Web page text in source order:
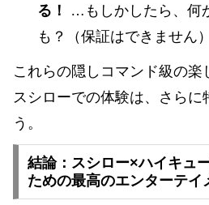
る！
…もしかしたら、何
も？（保証はできません）
これらの隠しコマンド級の楽
スシローでの体験は、さらに
う。
結論：スシロー×ハイキュ
ための最高のエンターテイ